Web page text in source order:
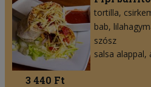
tortilla
bab
szósz
salsa
3 440 Ft